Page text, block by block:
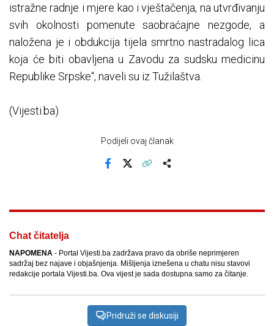
istražne radnje i mjere kao i vještačenja, na utvrđivanju
svih okolnosti pomenute saobraćajne nezgode, a
naložena je i obdukcija tijela smrtno nastradalog lica
koja će biti obavljena u Zavodu za sudsku medicinu
Republike Srpske“, naveli su iz Tužilaštva.
(Vijesti.ba)
Podijeli ovaj članak
Chat čitatelja
NAPOMENA - Portal Vijesti.ba zadržava pravo da obriše neprimjeren
sadržaj bez najave i objašnjenja. Mišljenja iznešena u chatu nisu stavovi
redakcije portala Vijesti.ba. Ova vijest je sada dostupna samo za čitanje.
Pridruži se diskusiji